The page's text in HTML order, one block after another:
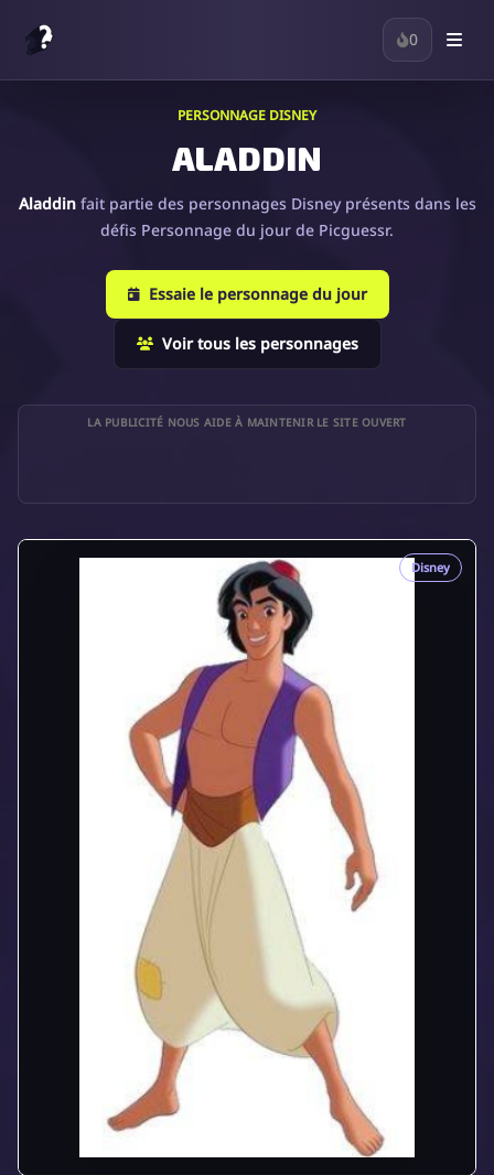
0
PERSONNAGE DISNEY
ALADDIN
Aladdinfait partie des personnages Disney présents dans les
défis Personnage du jour de Picguessr.
Essaie le personnage du jour
Voir tous les personnages
LA PUBLICITÉ NOUS AIDE À MAINTENIR LE SITE OUVERT
Disney